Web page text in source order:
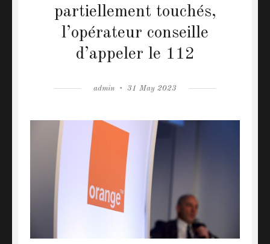
partiellement touchés,
l’opérateur conseille
d’appeler le 112
Author
admin
Posted
31 May 2023